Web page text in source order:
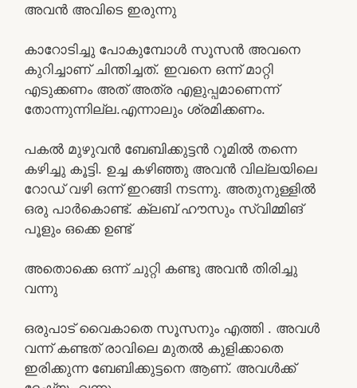
അവൻ അവിടെ ഇരുന്നു
കാറോടിച്ചു പോകുമ്പോൾ സൂസൻ അവനെ
കുറിച്ചാണ് ചിന്തിച്ചത്. ഇവനെ ഒന്ന് മാറ്റി
എടുക്കണം അത് അത്ര എളുപ്പമാണെന്ന്
തോന്നുന്നില്ല.എന്നാലും ശ്രമിക്കണം.
പകൽ മുഴുവൻ ബേബിക്കുട്ടൻ റൂമിൽ തന്നെ
കഴിച്ചു കൂട്ടി. ഉച്ച കഴിഞ്ഞു അവൻ വില്ലയിലെ
റോഡ് വഴി ഒന്ന് ഇറങ്ങി നടന്നു. അതുനുള്ളിൽ
ഒരു പാർകൊണ്ട്. ക്ലബ് ഹൗസും സ്വിമ്മിങ്
പൂളും ഒക്കെ ഉണ്ട്
അതൊക്കെ ഒന്ന് ചുറ്റി കണ്ടു അവൻ തിരിച്ചു
വന്നു
ഒരുപാട് വൈകാതെ സൂസനും എത്തി . അവൾ
വന്ന് കണ്ടത് രാവിലെ മുതൽ കുളിക്കാതെ
ഇരിക്കുന്ന ബേബിക്കുട്ടനെ ആണ്. അവൾക്ക്